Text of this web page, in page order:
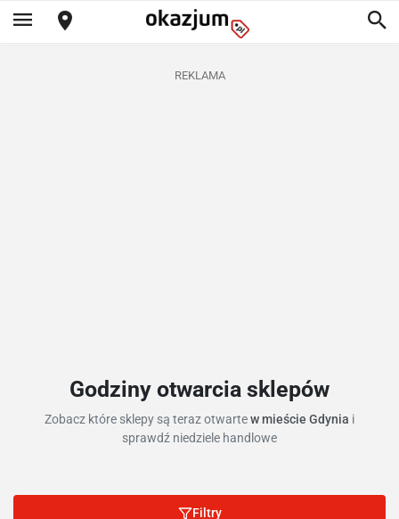
REKLAMA
Godziny otwarcia sklepów
Zobacz które sklepy są teraz otwartew mieście Gdynia i
sprawdź niedziele handlowe
Filtry